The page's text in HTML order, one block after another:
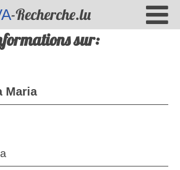
-Recherche.lu
sur:
Maria